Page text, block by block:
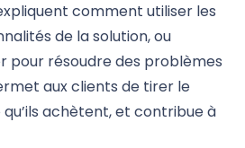
comment utiliser les
de la solution, ou
pour résoudre des problèmes
aux clients de tirer le
achètent, et contribue à